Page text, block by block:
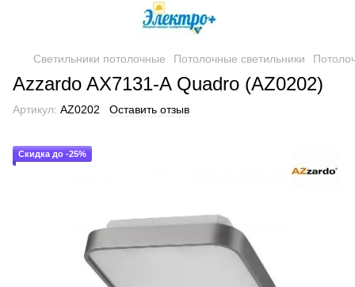
Светильники потолочные Потолочные светильники
Azzardo AX7131-A Quadro (AZ0202)
Артикул: AZ0202 Оставить отзыв
Скидка до -25%